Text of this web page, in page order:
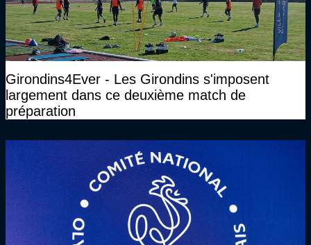
Girondins4Ever - Les Girondins s'imposent
largement dans ce deuxième match de
préparation